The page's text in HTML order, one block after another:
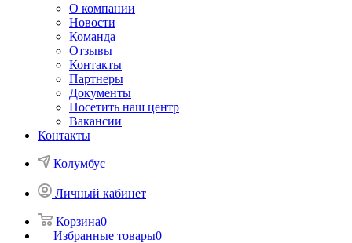
О компании
Новости
Команда
Отзывы
Контакты
Партнеры
Документы
Посетить наш центр
Вакансии
Контакты
Колумбус
Личный кабинет
Корзина0
Избранные товары0